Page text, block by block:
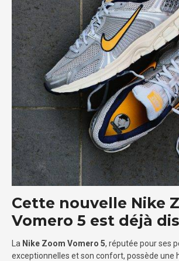
Cette nouvelle Nike
Vomero 5 est déjà
La Nike Zoom Vomero 5, réputée pour ses
exceptionnelles et son confort, possède une